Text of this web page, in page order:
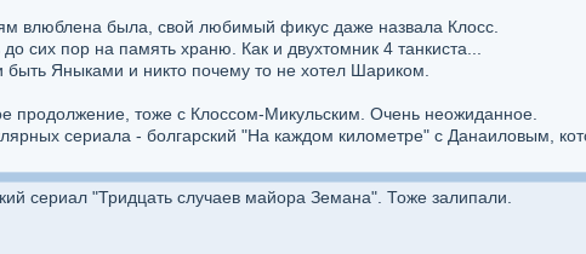
влюблена была, свой любимый фикус даже назвала Клосс.
сих пор на память храню. Как и двухтомник 4 танкиста...
Яныками и никто почему то не хотел Шариком.
продолжение, тоже с Клоссом-Микульским. Очень неожиданное.
сериала - болгарский "На каждом километре" с Данаиловым,
сериал "Тридцать случаев майора Земана". Тоже залипали.